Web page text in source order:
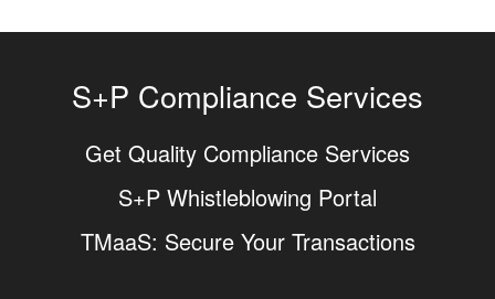
S+P Compliance Services
Get Quality Compliance Services
S+P Whistleblowing Portal
TMaaS: Secure Your Transactions